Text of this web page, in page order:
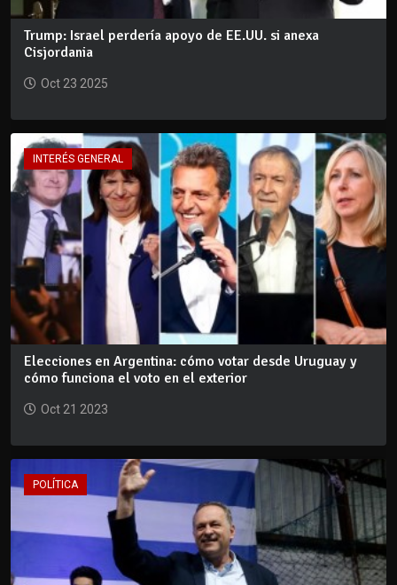
Trump: Israel perdería apoyo de EE.UU. si anexa
Cisjordania
Oct 23 2025
INTERÉS GENERAL
Elecciones en Argentina: cómo votar desde Uruguay y
cómo funciona el voto en el exterior
Oct 21 2023
POLÍTICA